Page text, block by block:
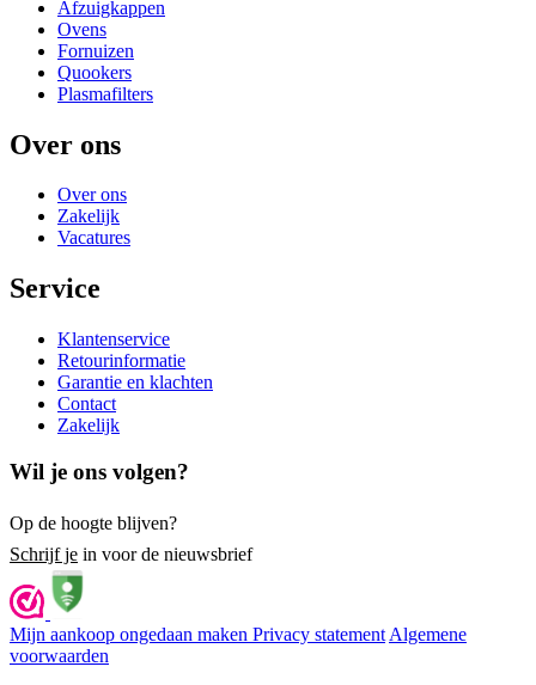
Afzuigkappen
Ovens
Fornuizen
Quookers
Plasmafilters
Over ons
Over ons
Zakelijk
Vacatures
Service
Klantenservice
Retourinformatie
Garantie en klachten
Contact
Zakelijk
Wil je ons volgen?
Op de hoogte blijven?
Schrijf je in voor de nieuwsbrief
Mijn aankoop ongedaan maken Privacy statement Algemene
voorwaarden